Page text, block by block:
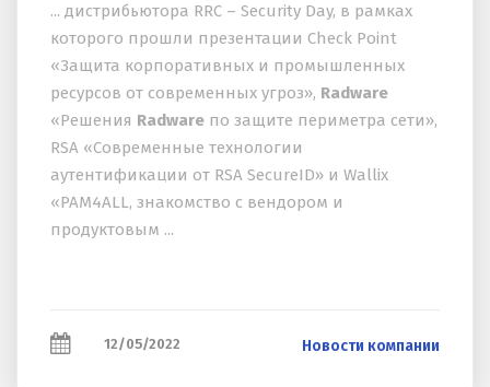
... дистрибьютора RRC – Security Day, в рамках
которого прошли презентации Check Point
«Защита корпоративных и промышленных
ресурсов от современных угроз», Radware
«Решения Radware по защите периметра сети»,
RSA «Современные технологии
аутентификации от RSA SecureID» и Wallix
«PAM4ALL, знакомство с вендором и
продуктовым ...
12/05/2022 Новости компании